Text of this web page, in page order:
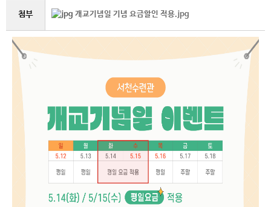
첨부 개교기념일 기념 요금할인 적용.jpg